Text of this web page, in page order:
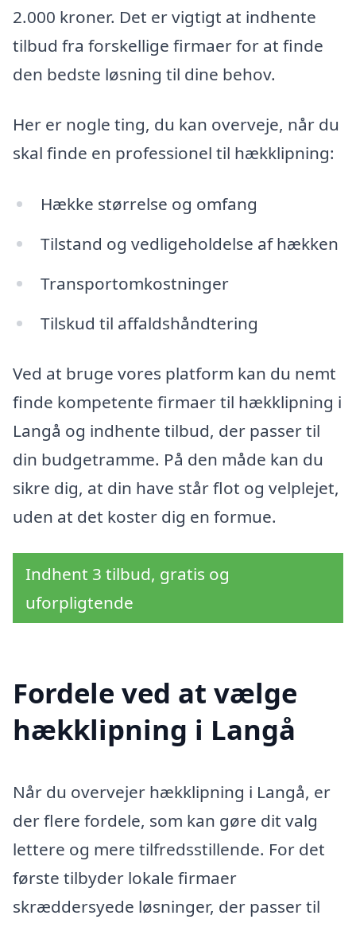
2.000 kroner. Det er vigtigt at indhente
tilbud fra forskellige firmaer for at finde
den bedste løsning til dine behov.
Her er nogle ting, du kan overveje, når du
skal finde en professionel til hækklipning:
Hække størrelse og omfang
Tilstand og vedligeholdelse af hækken
Transportomkostninger
Tilskud til affaldshåndtering
Ved at bruge vores platform kan du nemt
finde kompetente firmaer til hækklipning i
Langå og indhente tilbud, der passer til
din budgetramme. På den måde kan du
sikre dig, at din have står flot og velplejet,
uden at det koster dig en formue.
Indhent 3 tilbud, gratis og
uforpligtende
Fordele ved at vælge
hækklipning i Langå
Når du overvejer hækklipning i Langå, er
der flere fordele, som kan gøre dit valg
lettere og mere tilfredsstillende. For det
første tilbyder lokale firmaer
skræddersyede løsninger, der passer til